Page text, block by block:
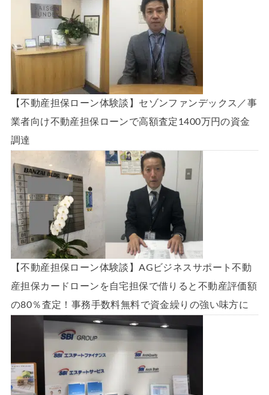
【不動産担保ローン体験談】セゾンファンデックス／事
業者向け不動産担保ローンで高額査定1400万円の資金
調達
【不動産担保ローン体験談】AGビジネスサポート不動
産担保カードローンを自宅担保で借りると不動産評価額
の80％査定！事務手数料無料で資金繰りの強い味方に